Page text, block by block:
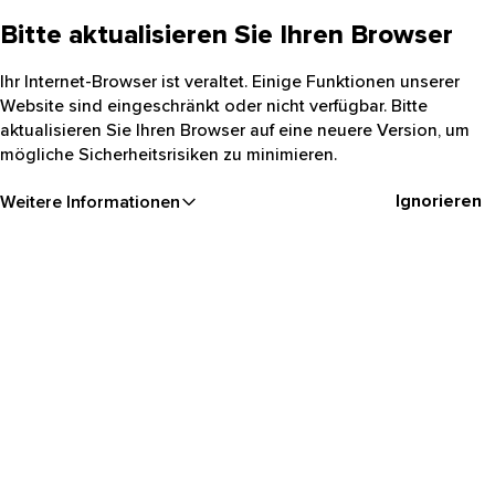
Bitte aktualisieren Sie Ihren Browser
Ihr Internet-Browser ist veraltet. Einige Funktionen unserer
Website sind eingeschränkt oder nicht verfügbar. Bitte
aktualisieren Sie Ihren Browser auf eine neuere Version, um
mögliche Sicherheitsrisiken zu minimieren.
Weitere Informationen Ignorieren